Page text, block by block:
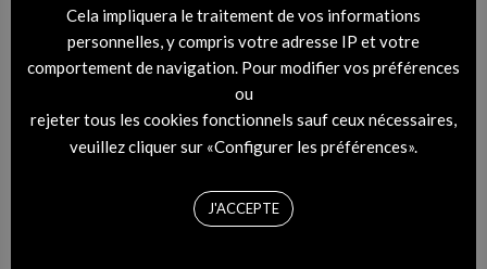
Cela impliquera le traitement de vos informations
personnelles, y compris votre adresse IP et votre
comportement de navigation. Pour modifier vos préférences
ou
rejeter tous les cookies fonctionnels sauf ceux nécessaires,
veuillez cliquer sur «Configurer les préférences».
J'ACCEPTE